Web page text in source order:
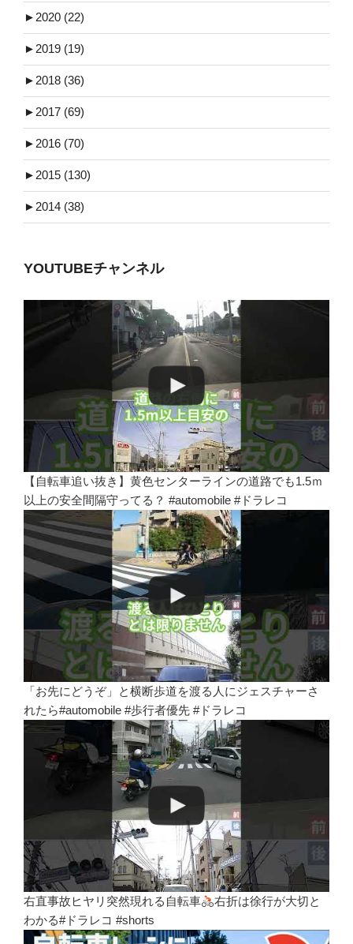
► 2020 (22)
► 2019 (19)
► 2018 (36)
► 2017 (69)
► 2016 (70)
► 2015 (130)
► 2014 (38)
YOUTUBEチャンネル
【自転車追い抜き】黄色センターラインの道路でも1.5ｍ
以上の安全間隔守ってる？ #automobile #ドラレコ
「お先にどうぞ」と横断歩道を渡る人にジェスチャーさ
れたら#automobile #歩行者優先 #ドラレコ
右直事故ヒヤリ突然現れる自転車
右折は徐行が大切と
わかる#ドラレコ #shorts